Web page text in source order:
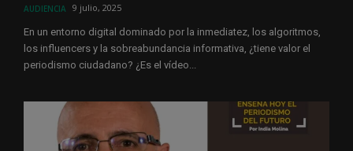
AUDIENCIA 9 julio, 2025
En un entorno digital dominado por la inmediatez, los algoritmos,
los influencers y la sobreabundancia informativa, ¿tiene valor el
periodismo ciudadano? ¿Es el vídeo...